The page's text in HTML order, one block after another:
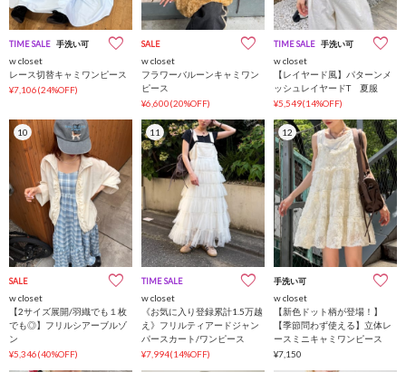
TIME SALE 手洗い可
w closet
レース切替キャミワンピース
¥7,106(24%OFF)
SALE
w closet
フラワーバルーンキャミワン
ピース
¥6,600(20%OFF)
TIME SALE 手洗い可
w closet
【レイヤード風】パターンメ
ッシュレイヤードT 夏服
¥5,549(14%OFF)
10
SALE
w closet
【2サイズ展開/羽織でも１枚
でも◎】フリルシアーブルゾ
ン
¥5,346(40%OFF)
11
TIME SALE
w closet
《お気に入り登録累計1.5万越
え》フリルティアードジャン
パースカート/ワンピース
¥7,994(14%OFF)
12
手洗い可
w closet
【新色ドット柄が登場！】
【季節問わず使える】立体レ
ースミニキャミワンピース
¥7,150